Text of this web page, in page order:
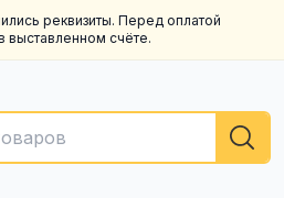
реквизиты. Перед оплатой
выставленном счёте.